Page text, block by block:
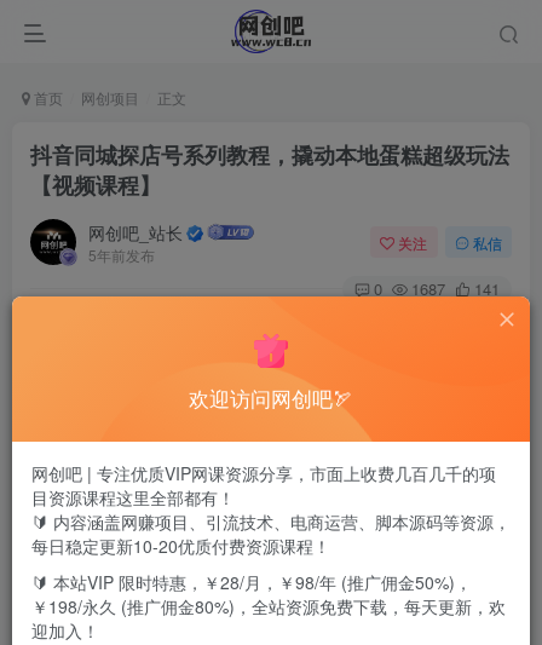
首页 网创项目 正文
抖音同城探店号系列教程，撬动本地蛋糕超级玩法
【视频课程】
网创吧_站长
5年前发布
关注 私信
0 1687 141
玩抖音，如果说一半蛋糕在电商，那另一半蛋糕就是在同
城，十年前提出的O2O概念，在抖音算是得到彻底的落地，
欢迎访问网创吧🏹
网创吧 | 专注优质VIP网课资源分享，市面上收费几百几千的项
目资源课程这里全部都有！
🔰 内容涵盖网赚项目、引流技术、电商运营、脚本源码等资源，
每日稳定更新10-20优质付费资源课程！
🔰 本站VIP 限时特惠，￥28/月，￥98/年 (推广佣金50%)，
￥198/永久 (推广佣金80%)，全站资源免费下载，每天更新，欢
迎加入！